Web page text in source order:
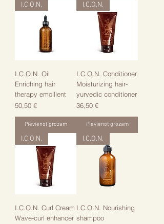
I.C.O.N.
I.C.O.N. Oil
Enriching hair
therapy emollient
Cena
50,50 €
Pievienot grozam
I.C.O.N.
I.C.O.N. Conditioner
Moisturizing hair-
yurvedic conditioner
Cena
36,50 €
Pievienot grozam
I.C.O.N.
I.C.O.N. Curl Cream
Wave-curl enhancer
I.C.O.N.
I.C.O.N. Nourishing
shampoo